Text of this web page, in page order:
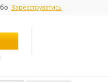
Зареєструватись